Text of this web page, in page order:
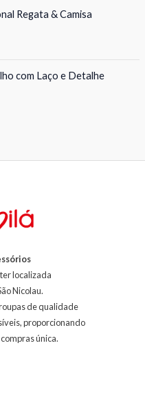
Regata & Camisa
com Laço e Detalhe
localizada
Nicolau.
de qualidade
proporcionando
única.